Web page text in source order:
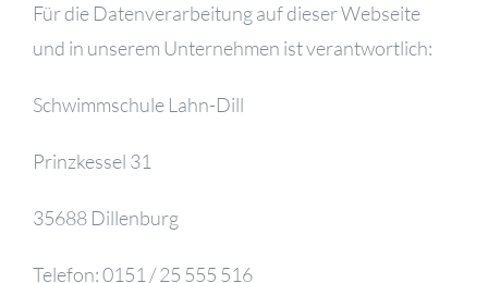
Für die Datenverarbeitung auf dieser Webseite
und in unserem Unternehmen ist verantwortlich:
Schwimmschule Lahn-Dill
Prinzkessel 31
35688 Dillenburg
Telefon: 0151 / 25 555 516